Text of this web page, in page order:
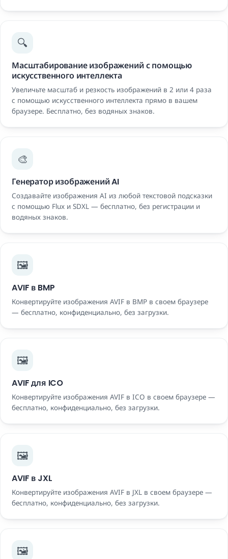
🔍
Масштабирование изображений с помощью
искусственного интеллекта
Увеличьте масштаб и резкость изображений в 2 или 4 раза
с помощью искусственного интеллекта прямо в вашем
браузере. Бесплатно, без водяных знаков.
🎨
Генератор изображений AI
Создавайте изображения AI из любой текстовой подсказки
с помощью Flux и SDXL — бесплатно, без регистрации и
водяных знаков.
🖼️
AVIF в BMP
Конвертируйте изображения AVIF в BMP в своем браузере
— бесплатно, конфиденциально, без загрузки.
🖼️
AVIF для ICO
Конвертируйте изображения AVIF в ICO в своем браузере —
бесплатно, конфиденциально, без загрузки.
🖼️
AVIF в JXL
Конвертируйте изображения AVIF в JXL в своем браузере —
бесплатно, конфиденциально, без загрузки.
🖼️